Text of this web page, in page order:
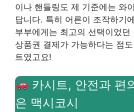
이나 핸들링도 제 기준에는 와
답니다. 특히 어른이 조작하기
부부에게는 최고의 선택이었던
상품권 결제가 가능하다는 점
트였고요!
카시트, 안전과 편
은 맥시코시